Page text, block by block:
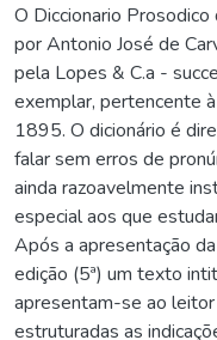
O Diccionario
por Antonio José de
pela Lopes & C.a -
exemplar, pertencente
1895. O dicionário é
falar sem erros de
ainda razoavelmente
especial aos que
Após a apresentação
edição (5ª) um texto
apresentam-se ao
estruturadas as